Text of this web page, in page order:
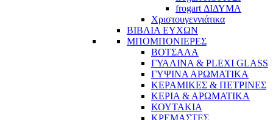
frogart ΔΙΔΥΜΑ
Χριστουγεννιάτικα
ΒΙΒΛΙΑ ΕΥΧΩΝ
ΜΠΟΜΠΟΝΙΕΡΕΣ
ΒΟΤΣΑΛΑ
ΓΥΑΛΙΝΑ & PLEXI GLASS
ΓΥΨΙΝΑ ΑΡΩΜΑΤΙΚΑ
ΚΕΡΑΜΙΚΕΣ & ΠΕΤΡΙΝΕΣ
ΚΕΡΙΑ & ΑΡΩΜΑΤΙΚΑ
ΚΟΥΤΑΚΙΑ
ΚΡΕΜΑΣΤΕΣ